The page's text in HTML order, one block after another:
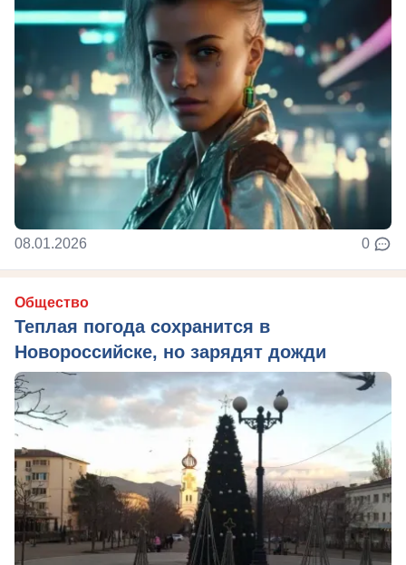
08.01.2026 0
Общество
Теплая погода сохранится в
Новороссийске, но зарядят дожди